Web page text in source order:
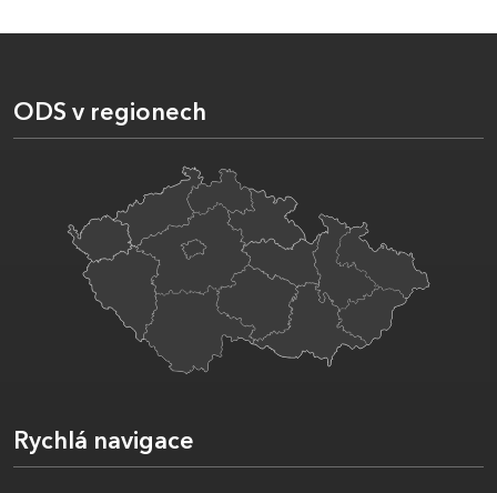
ODS v regionech
Rychlá navigace